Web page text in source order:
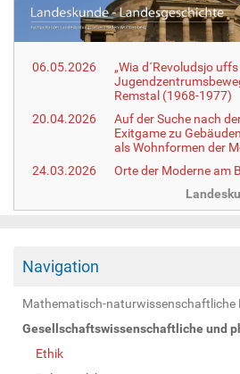
e
:
06.05.2026
„Wia d´Revoludsjo
Remstal (1968-1977)
20.04.2026
Auf der Suche nach
Exitgame zu
als Wohnformen der
24.03.2026
Orte der Moderne am
Navigation
Mathematisch-naturwissenschaftliche
Gesellschaftswissenschaftliche und
Ethik